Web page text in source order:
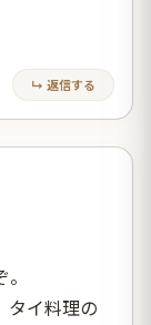
↳ 返信する
タイ料理の